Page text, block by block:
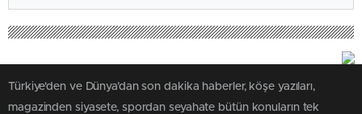
Türkiye'den ve Dünya’dan son dakika haberler, köşe yazıları,
magazinden siyasete, spordan seyahate bütün konuların tek